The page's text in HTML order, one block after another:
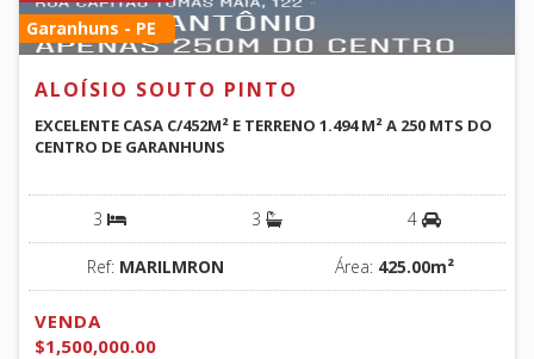
Garanhuns - PE
ALOÍSIO SOUTO PINTO
EXCELENTE CASA C/452M² E TERRENO 1.494 M² A 250 MTS DO
CENTRO DE GARANHUNS
3 3 4
Ref: MARILMRON Área: 425.00m²
VENDA
$1,500,000.00